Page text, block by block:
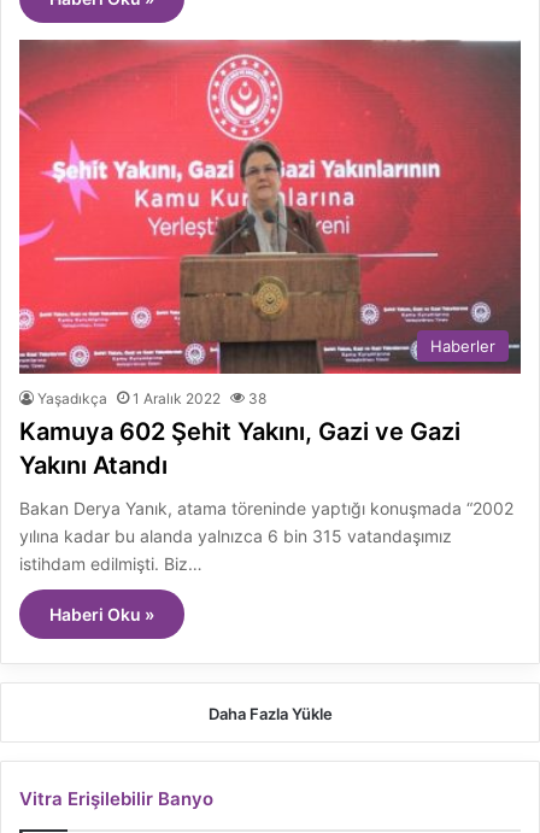
Haberler
Yaşadıkça 1 Aralık 2022 38
Kamuya 602 Şehit Yakını, Gazi ve Gazi
Yakını Atandı
Bakan Derya Yanık, atama töreninde yaptığı konuşmada “2002
yılına kadar bu alanda yalnızca 6 bin 315 vatandaşımız
istihdam edilmişti. Biz…
Haberi Oku »
Daha Fazla Yükle
Vitra Erişilebilir Banyo